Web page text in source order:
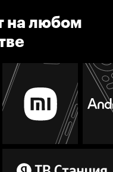
на любом